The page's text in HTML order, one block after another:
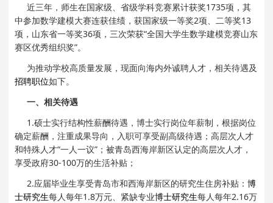
近三年，师生在国家级、省级学科竞赛累计获奖1735项，其
中参加数学建模大赛连获佳绩，获国家级一等奖2项、二等奖13
项，山东省一等奖36项，三次荣获“全国大学生数学建模竞赛山东
赛区优秀组织奖”。
为推动学校高质量发展，现面向海内外诚聘人才，相关待遇及
招聘职位如下。
一、相关待遇
1.硕士实行结构性薪酬待遇，博士实行岗位年薪制，根据岗位
确定薪酬，注重成果导向，入职可享受副高级待遇；高层次人才
和特殊人才“一人一议”；被青岛西海岸新区认定的高层次人才，
享受政府30-100万的生活补贴；
2.应届毕业生享受青岛市和西海岸新区的研究生住房补贴：博
士研究生每人每年1.8万元、紧缺专业博士研究生每人每年2.16万